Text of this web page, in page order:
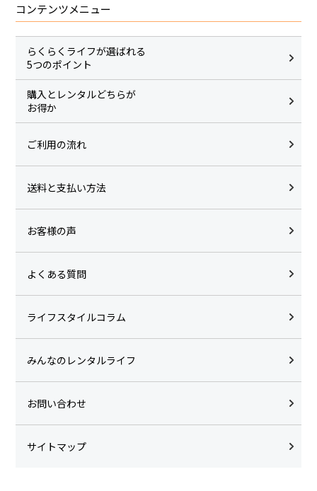
コンテンツメニュー
らくらくライフが選ばれる
5つのポイント
購入とレンタルどちらが
お得か
ご利用の流れ
送料と支払い方法
お客様の声
よくある質問
ライフスタイルコラム
みんなのレンタルライフ
お問い合わせ
サイトマップ